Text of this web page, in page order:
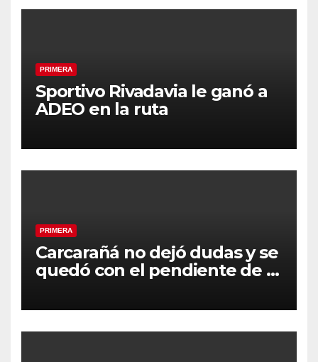
PRIMERA
Sportivo Rivadavia le ganó a
ADEO en la ruta
PRIMERA
Carcarañá no dejó dudas y se
quedó con el pendiente de la